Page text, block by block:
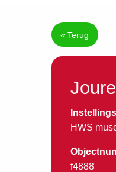
« Terug
HWS
f4888